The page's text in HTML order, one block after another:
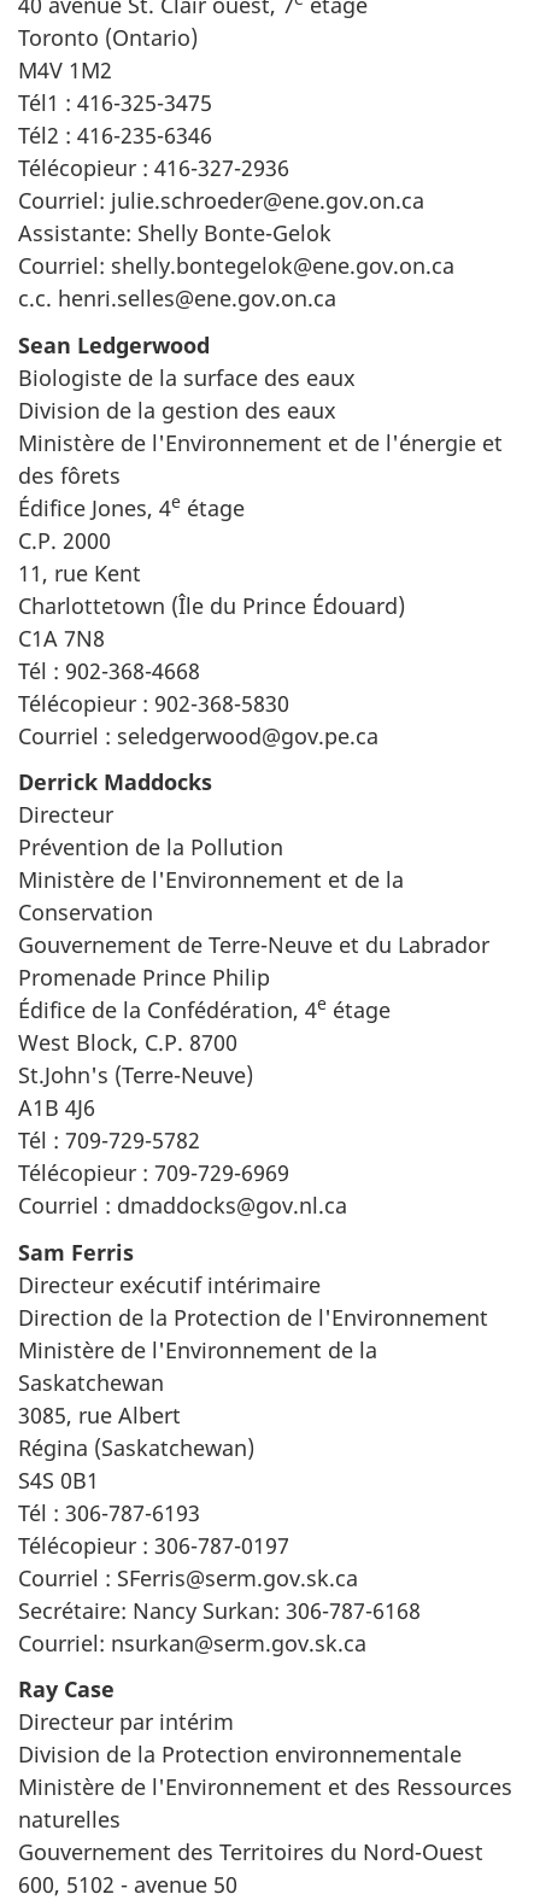
Toronto (Ontario)
M4V 1M2
Tél1 : 416-325-3475
Tél2 : 416-235-6346
Télécopieur : 416-327-2936
Courriel: julie.schroeder@ene.gov.on.ca
Assistante: Shelly Bonte-Gelok
Courriel: shelly.bontegelok@ene.gov.on.ca
c.c. henri.selles@ene.gov.on.ca
Sean Ledgerwood
Biologiste de la surface des eaux
Division de la gestion des eaux
Ministère de l'Environnement et de l'énergie et
des fôrets
Édifice Jones, 4e étage
C.P. 2000
11, rue Kent
Charlottetown (Île du Prince Édouard)
C1A 7N8
Tél : 902-368-4668
Télécopieur : 902-368-5830
Courriel : seledgerwood@gov.pe.ca
Derrick Maddocks
Directeur
Prévention de la Pollution
Ministère de l'Environnement et de la
Conservation
Gouvernement de Terre-Neuve et du Labrador
Promenade Prince Philip
Édifice de la Confédération, 4e étage
West Block, C.P. 8700
St.John's (Terre-Neuve)
A1B 4J6
Tél : 709-729-5782
Télécopieur : 709-729-6969
Courriel : dmaddocks@gov.nl.ca
Sam Ferris
Directeur exécutif intérimaire
Direction de la Protection de l'Environnement
Ministère de l'Environnement de la
Saskatchewan
3085, rue Albert
Régina (Saskatchewan)
S4S 0B1
Tél : 306-787-6193
Télécopieur : 306-787-0197
Courriel : SFerris@serm.gov.sk.ca
Secrétaire: Nancy Surkan: 306-787-6168
Courriel: nsurkan@serm.gov.sk.ca
Ray Case
Directeur par intérim
Division de la Protection environnementale
Ministère de l'Environnement et des Ressources
naturelles
Gouvernement des Territoires du Nord-Ouest
600, 5102 - avenue 50